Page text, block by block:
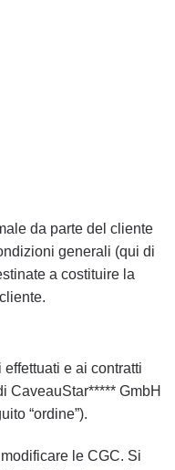
da parte del cliente
generali (qui di
a costituire la
e ai contratti
CaveauStar***** GmbH
“ordine”).
le CGC. Si